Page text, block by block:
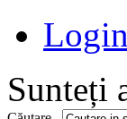
Login
Sunteți